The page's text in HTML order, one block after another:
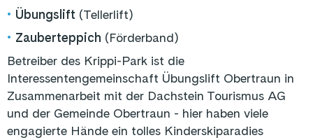
• Übungslift (Tellerlift)
• Zauberteppich (Förderband)
Betreiber des Krippi-Park ist die
Interessentengemeinschaft Übungslift Obertraun in
Zusammenarbeit mit der Dachstein Tourismus AG
und der Gemeinde Obertraun - hier haben viele
engagierte Hände ein tolles Kinderskiparadies